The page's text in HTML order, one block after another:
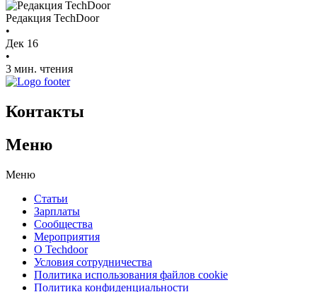
Редакция TechDoor
•
Дек 16
•
3 мин. чтения
Контакты
Меню
Меню
Статьи
Зарплаты
Сообщества
Мероприятия
О Techdoor
Условия сотрудничества
Политика использования файлов cookie
Политика конфиденциальности